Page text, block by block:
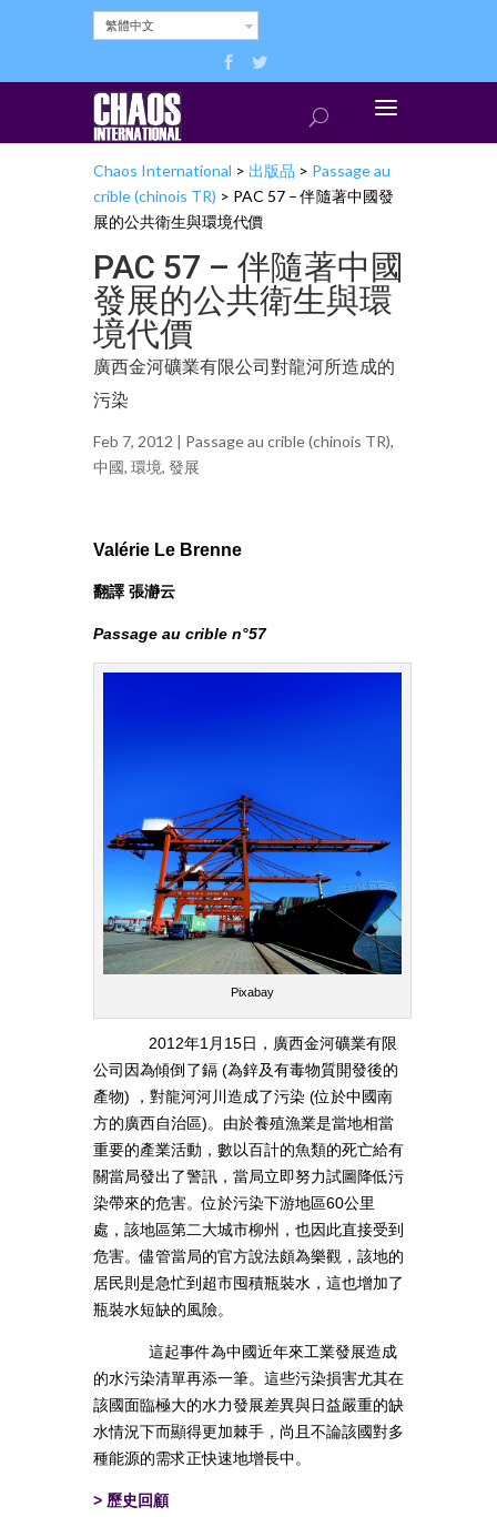
繁體中文
Chaos International > 出版品 > Passage au
crible (chinois TR) > PAC 57 – 伴隨著中國發
展的公共衛生與環境代價
PAC 57 – 伴隨著中國
發展的公共衛生與環
境代價
廣西金河礦業有限公司對龍河所造成的
污染
Feb 7, 2012 | Passage au crible (chinois TR),
中國, 環境, 發展
Valérie Le Brenne
翻譯 張瀞云
Passage au crible n°57
Pixabay
2012年1月15日，廣西金河礦業有限
公司因為傾倒了鎘 (為鋅及有毒物質開發後的
產物) ，對龍河河川造成了污染 (位於中國南
方的廣西自治區)。由於養殖漁業是當地相當
重要的產業活動，數以百計的魚類的死亡給有
關當局發出了警訊，當局立即努力試圖降低污
染帶來的危害。位於污染下游地區60公里
處，該地區第二大城市柳州，也因此直接受到
危害。儘管當局的官方說法頗為樂觀，該地的
居民則是急忙到超市囤積瓶裝水，這也增加了
瓶裝水短缺的風險。
這起事件為中國近年來工業發展造成
的水污染清單再添一筆。這些污染損害尤其在
該國面臨極大的水力發展差異與日益嚴重的缺
水情況下而顯得更加棘手，尚且不論該國對多
種能源的需求正快速地增長中。
> 歷史回顧